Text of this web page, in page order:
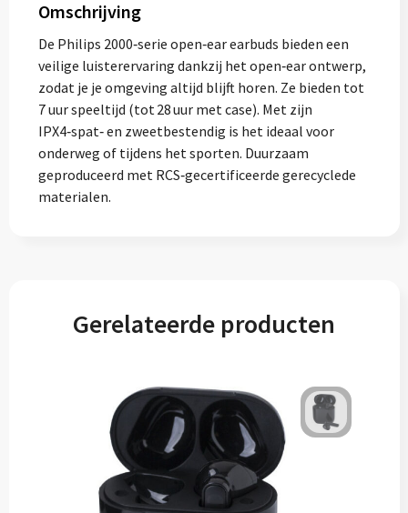
Omschrijving
De Philips 2000‑serie open‑ear earbuds bieden een
veilige luisterervaring dankzij het open‑ear ontwerp,
zodat je je omgeving altijd blijft horen. Ze bieden tot
7 uur speeltijd (tot 28 uur met case). Met zijn
IPX4‑spat‑ en zweetbestendig is het ideaal voor
onderweg of tijdens het sporten. Duurzaam
geproduceerd met RCS‑gecertificeerde gerecyclede
materialen.
Gerelateerde producten